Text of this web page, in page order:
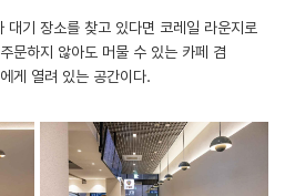
대기 장소를 찾고 있다면 코레일 라운지로
문하지 않아도 머물 수 있는 카페 겸
게 열려 있는 공간이다.